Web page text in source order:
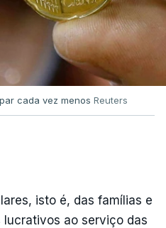
cada vez menos Reuters
isto é, das famílias e
ao serviço das